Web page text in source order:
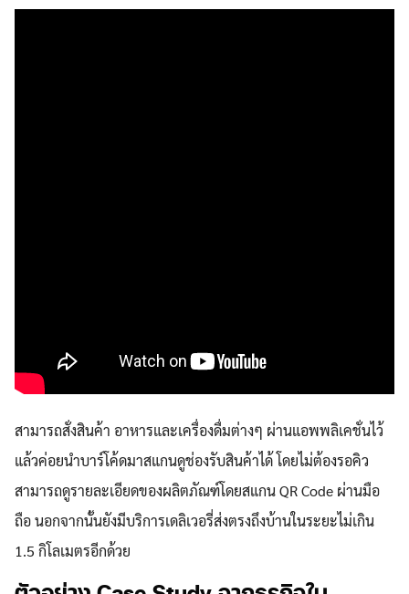
สามารถสั่งสินค้า อาหารและเครื่องดื่มต่างๆ ผ่านแอพพลิเคชั่นไว้
แล้วค่อยนำบาร์โค้ดมาสแกนดูช่องรับสินค้าได้ โดยไม่ต้องรอคิว
สามารถดูรายละเอียดของผลิตภัณฑ์โดยสแกน QR Code ผ่านมือ
ถือ นอกจากนั้นยังมีบริการเดลิเวอรี่ส่งตรงถึงบ้านในระยะไม่เกิน
1.5 กิโลเมตรอีกด้วย